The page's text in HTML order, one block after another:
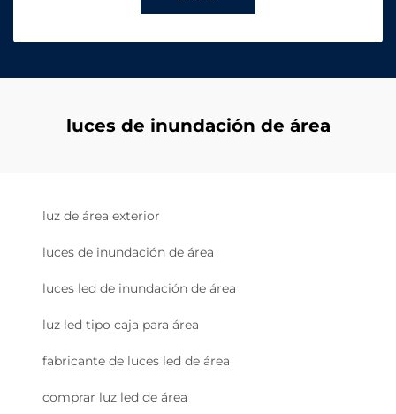
luces de inundación de área
luz de área exterior
luces de inundación de área
luces led de inundación de área
luz led tipo caja para área
fabricante de luces led de área
comprar luz led de área